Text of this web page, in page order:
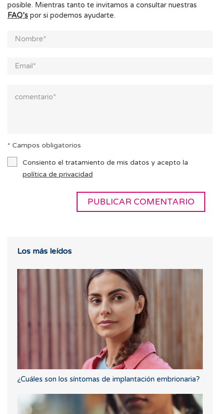
posible. Mientras tanto te invitamos a consultar nuestras
FAQ’s por si podemos ayudarte.
* Campos obligatorios
Consiento el tratamiento de mis datos y acepto la
política de privacidad
Los más leídos
¿Cuáles son los síntomas de implantación embrionaria?